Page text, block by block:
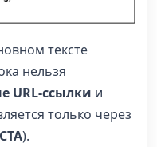
тексте
нельзя
URL-ссылки и
только через
CTA).